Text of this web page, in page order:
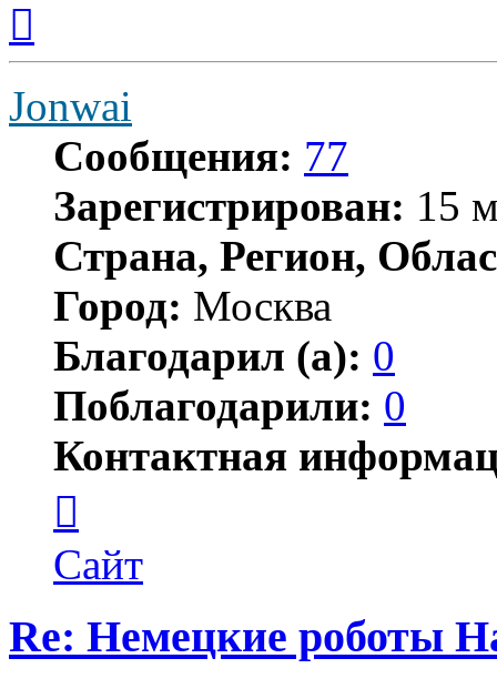
началу
Jonwai
Сообщения: 77
Зарегистрирован: 15
Страна, Регион,
Город: Москва
Благодарил (а): 0
Поблагодарили: 0
Контактная
пользователя
Jonwai
Сайт
Re: Немецкие роботы